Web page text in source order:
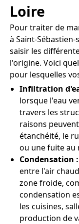
Loire
Pour traiter de
à Saint-
saisir les
l'origine. Voici
pour lesquelles
Infiltration
lorsque l'eau
travers les
raisons
étanchéité, le
ou une fuite au
Condensation :
entre l'air
zone froide,
condensation
les cuisines,
production de